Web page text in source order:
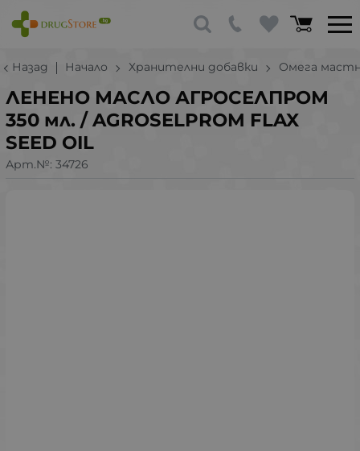
Назад Начало Хранителни добавки Омега
ЛЕНЕНО МАСЛО АГРОСЕЛПРОМ
350 мл. / AGROSELPROM FLAX
SEED OIL
Арт.№: 34726